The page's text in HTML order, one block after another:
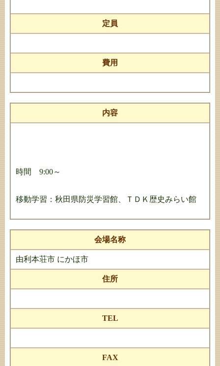
定員
費用
内容
時間 9:00～
移動学習：秋田県防災学習館、ＴＤＫ歴史みらい館
会場名称
由利本荘市 にかほ市
住所
TEL
FAX